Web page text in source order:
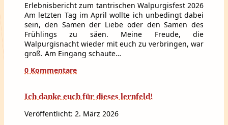
Erlebnisbericht zum tantrischen Walpurgisfest 2026
Am letzten Tag im April wollte ich unbedingt dabei
sein, den Samen der Liebe oder den Samen des
Frühlings zu säen. Meine Freude, die
Walpurgisnacht wieder mit euch zu verbringen, war
groß. Am Eingang schaute…
0 Kommentare
Ich danke euch für dieses lernfeld!
Veröffentlicht: 2. März 2026